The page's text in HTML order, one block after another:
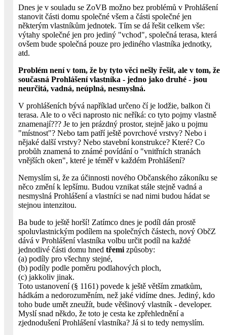
Dnes je v souladu se ZoVB možno bez problémů v Prohlášení
stanovit části domu společné všem a části společné jen
některým vlastníkům jednotek. Tím se dá řešit celkem vše:
výtahy společné jen pro jediný "vchod", společná terasa, která
ovšem bude společná pouze pro jediného vlastníka jednotky,
atd.
Problém není v tom, že by tyto věci nešly řešit, ale v tom, že
současná Prohlášení vlastníka - jedno jako druhé - jsou
neurčitá, vadná, neúplná, nesmyslná.
V prohlášeních bývá například určeno čí je lodžie, balkon či
terasa. Ale to o věci naprosto nic neříká: co tyto pojmy vlastně
znamenají??? Je to jen prázdný prostor, stejně jako u pojmu
"místnost"? Nebo tam patří ještě povrchové vrstvy? Nebo i
nějaké další vrstvy? Nebo stavební konstrukce? Které? Co
probůh znamená to známé povídání o "vnitřních stranách
vnějších oken", které je téměř v každém Prohlášení?
Nemyslím si, že za účinnosti nového Občanského zákoníku se
něco změní k lepšímu. Budou vznikat stále stejně vadná a
nesmyslná Prohlášení a vlastníci se nad nimi budou hádat se
stejnou intenzitou.
Ba bude to ještě horší! Zatímco dnes je podíl dán prostě
spoluvlastnickým podílem na společných částech, nový ObčZ
dává v Prohlášení vlastníka volbu určit podíl na každé
jednotlivé části domu hned třemi způsoby:
(a) podíly pro všechny stejné,
(b) podíly podle poměru podlahových ploch,
(c) jakkoliv jinak.
Toto ustanovení (§ 1161) povede k ještě větším zmatkům,
hádkám a nedorozuměním, než jaké vidíme dnes. Jediný, kdo
toho bude umět zneužít, bude většinový vlastník - developer.
Myslí snad někdo, že toto je cesta ke zpřehlednění a
zjednodušení Prohlášení vlastníka? Já si to tedy nemyslím.